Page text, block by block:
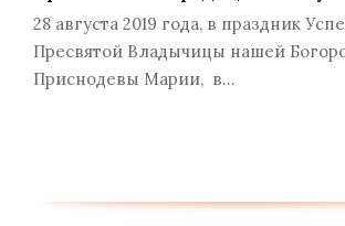
28 августа 2019 года, в праздник
Пресвятой Владычицы нашей
Приснодевы Марии, в…